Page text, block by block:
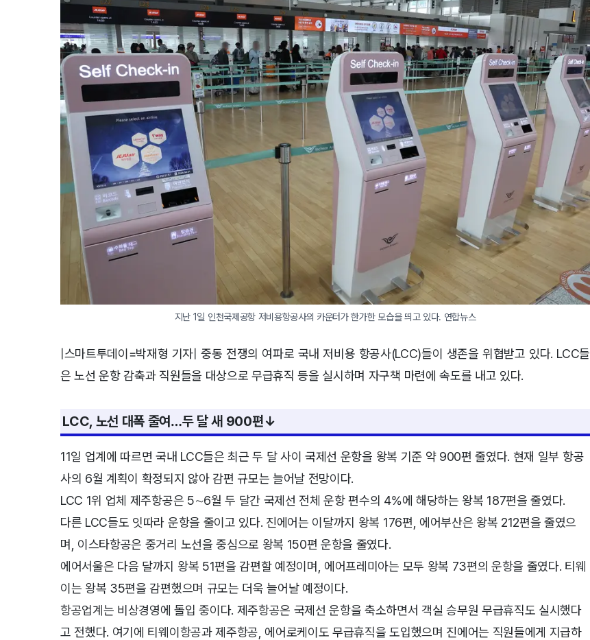
지난 1일 인천국제공항 저비용항공사의 카운터가 한가한 모습을 띄고 있다. 연합뉴스
|스마트투데이=박재형 기자| 중동 전쟁의 여파로 국내 저비용 항공사(LCC)들이 생존을 위협받고 있다. LCC들
은 노선 운항 감축과 직원들을 대상으로 무급휴직 등을 실시하며 자구책 마련에 속도를 내고 있다.
LCC, 노선 대폭 줄여…두 달 새 900편↓
11일 업계에 따르면 국내 LCC들은 최근 두 달 사이 국제선 운항을 왕복 기준 약 900편 줄였다. 현재 일부 항공
사의 6월 계획이 확정되지 않아 감편 규모는 늘어날 전망이다.
LCC 1위 업체 제주항공은 5∼6월 두 달간 국제선 전체 운항 편수의 4%에 해당하는 왕복 187편을 줄였다.
다른 LCC들도 잇따라 운항을 줄이고 있다. 진에어는 이달까지 왕복 176편, 에어부산은 왕복 212편을 줄였으
며, 이스타항공은 중거리 노선을 중심으로 왕복 150편 운항을 줄였다.
에어서울은 다음 달까지 왕복 51편을 감편할 예정이며, 에어프레미아는 모두 왕복 73편의 운항을 줄였다. 티웨
이는 왕복 35편을 감편했으며 규모는 더욱 늘어날 예정이다.
항공업계는 비상경영에 돌입 중이다. 제주항공은 국제선 운항을 축소하면서 객실 승무원 무급휴직도 실시했다
고 전했다. 여기에 티웨이항공과 제주항공, 에어로케이도 무급휴직을 도입했으며 진에어는 직원들에게 지급하